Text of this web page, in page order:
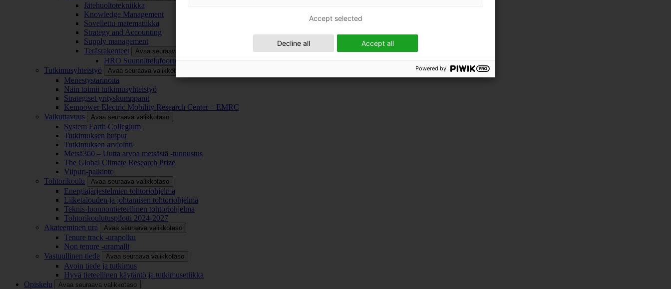
Jätehuoltotekniikka
Knowledge Management
Sovellettu matematiikka
Strategy and Accounting
Supply management
Teräsrakenteet
Avaa seuraava valikkotaso
HRO Suunnittelufoorumi
Tutkimusyhteistyö
Avaa seuraava valikkotaso
Menestystarinoita
Näin toimii tutkimusyhteistyö
Strategiset yrityskumppanit
Kempower Electric Mobility Research Center – EMRC
Vaikuttavuus
Avaa seuraava valikkotaso
System Earth Collegium
Tutkimuksen huiput
Tutkimuksen arviointi
Metsä360 – Uutta arvoa metsästä -tunnustus
The Global Climate Research Prize
Viipuri-palkinto
Tohtorikoulu
Avaa seuraava valikkotaso
Energiajärjestelmien tohtoriohjelma
Liiketalouden ja johtamisen tohtoriohjelma
Teknis-luonnontieteellinen tohtoriohjelma
Tohtorikoulutuspilotti 2024-2027
Akateeminen ura
Avaa seuraava valikkotaso
Tenure track -urapolku
Non tenure -uramalli
Vastuullinen tiede
Avaa seuraava valikkotaso
Avoin tiede ja tutkimus
Hyvä tieteellinen käytäntö ja tutkimusetiikka
Opiskelu
Avaa seuraava valikkotaso
Accept all
Decline all
Accept selected
Powered by